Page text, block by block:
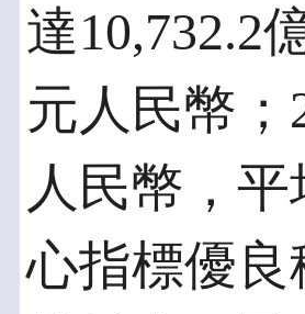
達10,732.2
元人民幣；
人民幣，
心指標優